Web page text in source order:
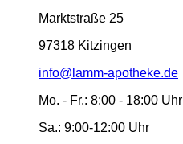
Marktstraße 25
97318 Kitzingen
info@lamm-apotheke.de
Mo. - Fr.: 8:00 - 18:00 Uhr
Sa.: 9:00-12:00 Uhr